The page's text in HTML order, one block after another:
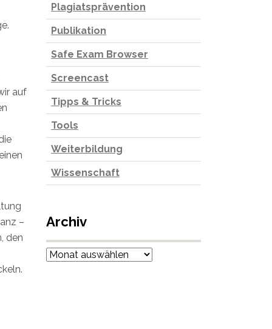
auf
–
den
Plagiatsprävention
Publikation
Safe Exam Browser
Screencast
Tipps & Tricks
Tools
Weiterbildung
Wissenschaft
Archiv
Archiv